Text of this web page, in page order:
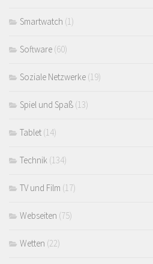
Smartwatch (1)
Software (60)
Soziale Netzwerke (19)
Spiel und Spaß (13)
Tablet (14)
Technik (134)
TV und Film (17)
Webseiten (75)
Wetten (22)